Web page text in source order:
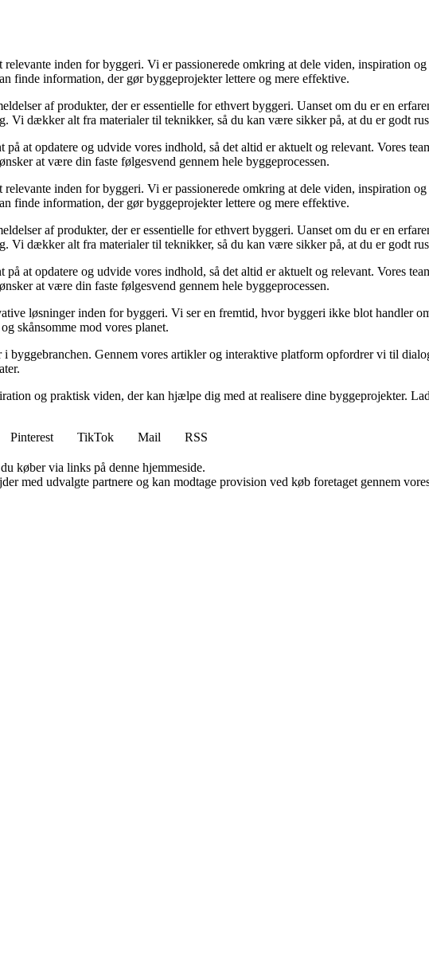
inden for byggeri. Vi er passionerede omkring at dele viden, inspiration
finde information, der gør byggeprojekter lettere og mere effektive.
af produkter, der er essentielle for ethvert byggeri. Uanset om du er en
dækker alt fra materialer til teknikker, så du kan være sikker på, at du er godt
at opdatere og udvide vores indhold, så det altid er aktuelt og relevant. Vores
at være din faste følgesvend gennem hele byggeprocessen.
inden for byggeri. Vi er passionerede omkring at dele viden, inspiration
finde information, der gør byggeprojekter lettere og mere effektive.
af produkter, der er essentielle for ethvert byggeri. Uanset om du er en
dækker alt fra materialer til teknikker, så du kan være sikker på, at du er godt
at opdatere og udvide vores indhold, så det altid er aktuelt og relevant. Vores
at være din faste følgesvend gennem hele byggeprocessen.
løsninger inden for byggeri. Vi ser en fremtid, hvor byggeri ikke blot handler
skånsomme mod vores planet.
Gennem vores artikler og interaktive platform opfordrer vi til
og praktisk viden, der kan hjælpe dig med at realisere dine byggeprojekter.
Pinterest TikTok Mail
RSS
køber via links på denne hjemmeside.
med udvalgte partnere og kan modtage provision ved køb foretaget gennem